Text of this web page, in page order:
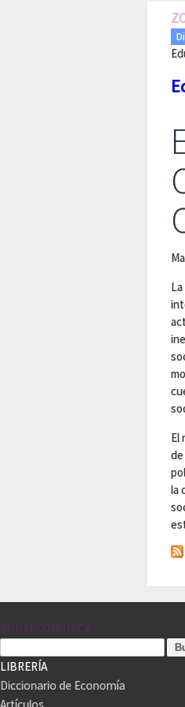
El
la
ZONAECONOMICA
LIBRERÍA
Diccionario de Economía